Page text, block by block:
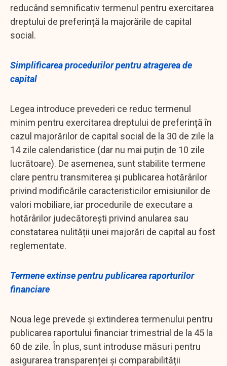
reducând semnificativ termenul pentru exercitarea
dreptului de preferință la majorările de capital
social.
Simplificarea procedurilor pentru atragerea de
capital
Legea introduce prevederi ce reduc termenul
minim pentru exercitarea dreptului de preferință în
cazul majorărilor de capital social de la 30 de zile la
14 zile calendaristice (dar nu mai puțin de 10 zile
lucrătoare). De asemenea, sunt stabilite termene
clare pentru transmiterea și publicarea hotărârilor
privind modificările caracteristicilor emisiunilor de
valori mobiliare, iar procedurile de executare a
hotărârilor judecătorești privind anularea sau
constatarea nulității unei majorări de capital au fost
reglementate.
Termene extinse pentru publicarea raporturilor
financiare
Noua lege prevede și extinderea termenului pentru
publicarea raportului financiar trimestrial de la 45 la
60 de zile. În plus, sunt introduse măsuri pentru
asigurarea transparenței și comparabilității